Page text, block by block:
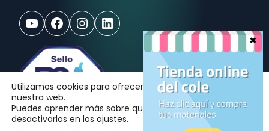
YouTube
Facebook
Instagram
LinkedIn
Utilizamos cookies para ofrecerte la mejor experiencia en
nuestra web.
Puedes aprender más sobre qué cookies utilizamos o
desactivarlas en los ajustes.